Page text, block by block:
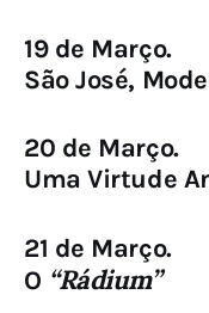
19 de Março.
São José,
20 de Março.
Uma Virtude
21 de Março.
O “Rádium”